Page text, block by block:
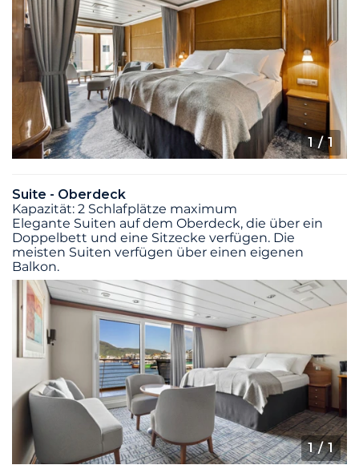
1/ 1
Suite - Oberdeck
Kapazität: 2 Schlafplätze maximum
Elegante Suiten auf dem Oberdeck, die über ein
Doppelbett und eine Sitzecke verfügen. Die
meisten Suiten verfügen über einen eigenen
Balkon.
1/ 1